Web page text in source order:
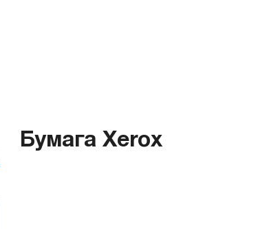
Бумага Xerox